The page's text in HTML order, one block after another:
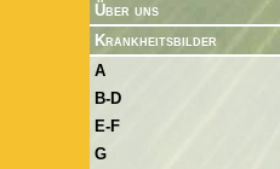
Über uns
Krankheitsbilder
A
B-D
E-F
G